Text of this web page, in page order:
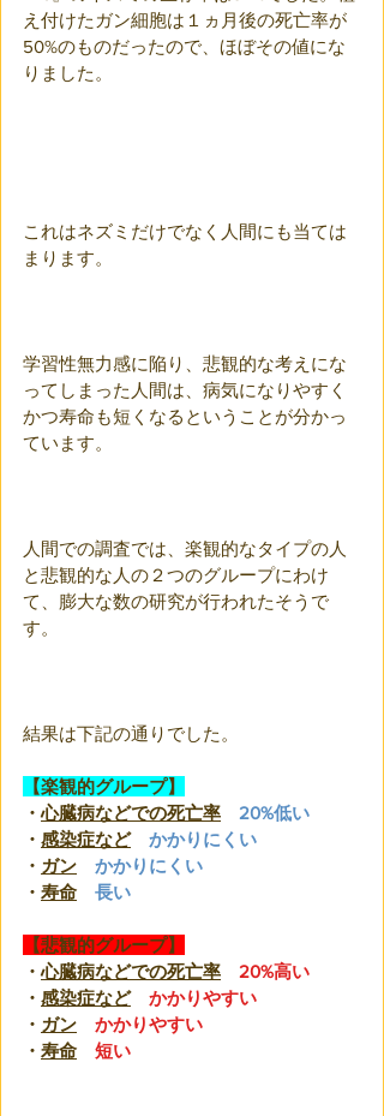
え付けたガン細胞は１ヵ月後の死亡率が
50%のものだったので、ほぼその値にな
りました。
これはネズミだけでなく人間にも当ては
まります。
学習性無力感に陥り、悲観的な考えにな
ってしまった人間は、病気になりやすく
かつ寿命も短くなるということが分かっ
ています。
人間での調査では、楽観的なタイプの人
と悲観的な人の２つのグループにわけ
て、膨大な数の研究が行われたそうで
す。
結果は下記の通りでした。
【楽観的グループ】
・心臓病などでの死亡率
20%低い
・ 感染症など
かかりにくい
・ ガン
かかりにくい
・ 寿命 長い
【悲観的グループ】
・心臓病などでの死亡率
20%高い
・ 感染症など
かかりやすい
・ ガン
かかりやすい
・ 寿命 短い